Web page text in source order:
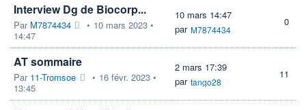
Interview Dg de Biocorp...
Par M7874434 • 10 mars 2023 •
14:47
10 mars 14:47
par M7874434
0
AT sommaire
Par 11-Tromsoe • 16 févr. 2023 •
13:45
2 mars 17:39
par tango28
11